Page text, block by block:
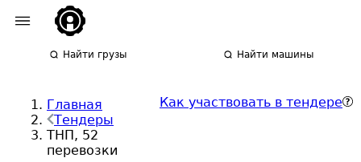
Найти грузы Найти машины
Главная
Тендеры
ТНП, 52
перевозки
Как участвовать в тендере